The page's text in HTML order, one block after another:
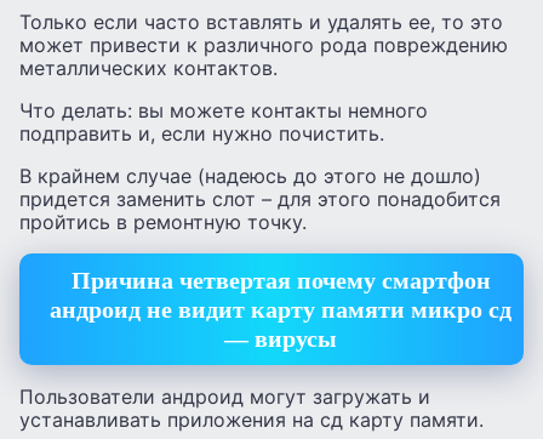
Только если часто вставлять и удалять ее, то это
может привести к различного рода повреждению
металлических контактов.
Что делать: вы можете контакты немного
подправить и, если нужно почистить.
В крайнем случае (надеюсь до этого не дошло)
придется заменить слот – для этого понадобится
пройтись в ремонтную точку.
Причина четвертая почему смартфон
андроид не видит карту памяти микро сд
— вирусы
Пользователи андроид могут загружать и
устанавливать приложения на сд карту памяти.